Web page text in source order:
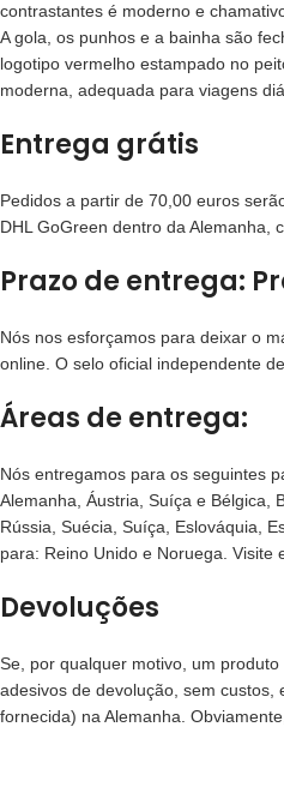
contrastantes é moderno e
A gola, os punhos e a bainha são
logotipo vermelho estampado no
moderna, adequada para viagens
Entrega grátis
Pedidos a partir de 70,00 euros
DHL GoGreen dentro da Alemanha,
Prazo de entrega:
Nós nos esforçamos para deixar o
online. O selo oficial independente
Áreas de entrega:
Nós entregamos para os seguintes
Alemanha, Áustria, Suíça e Bélgica,
Rússia, Suécia, Suíça, Eslováquia,
para: Reino Unido e Noruega.
Devoluções
Se, por qualquer motivo, um
adesivos de devolução, sem
fornecida) na Alemanha.